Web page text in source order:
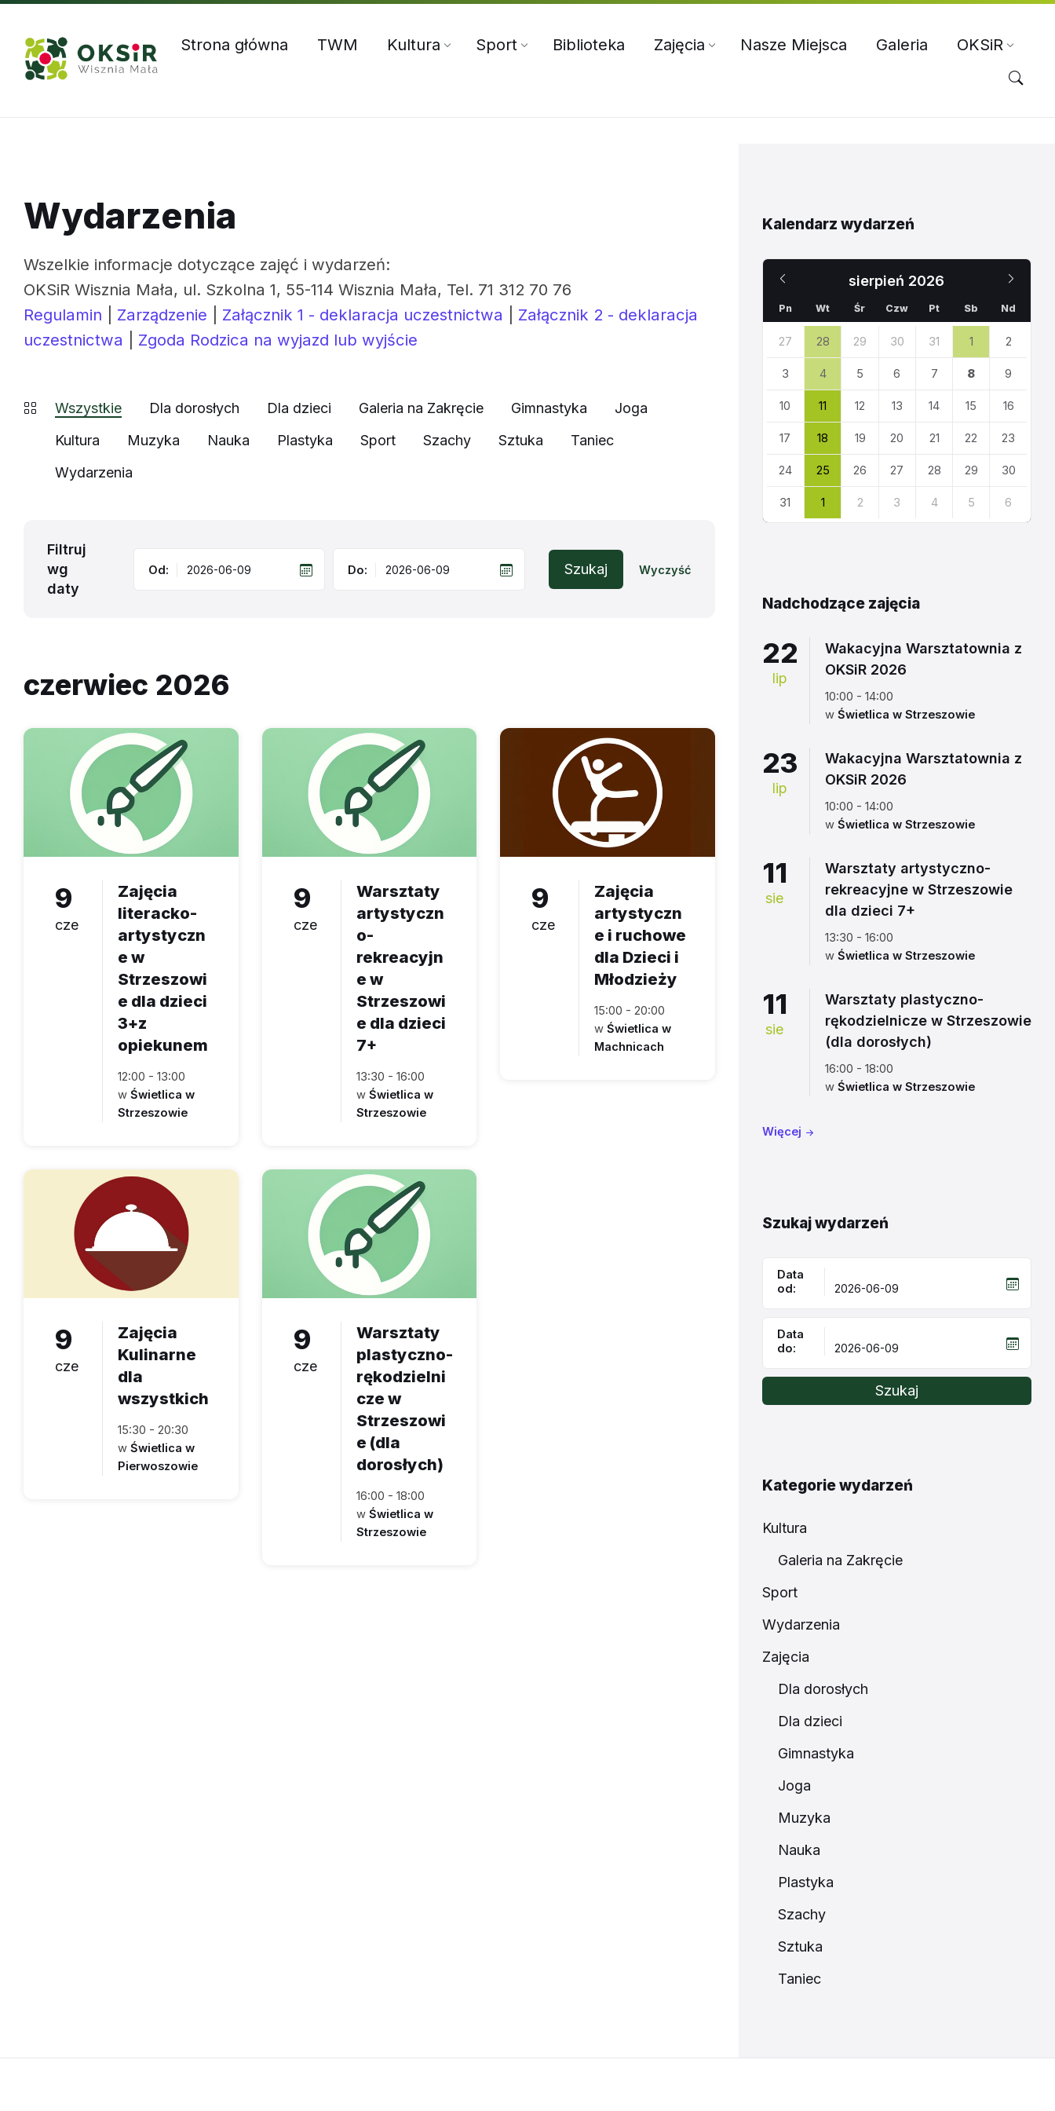
Skip
content
Skip
main
navigation
Skip
footer
Strona główna TWM Kultura Sport Biblioteka Zajęcia Nasze Miejsca Galeria OKSiR
Wydarzenia
Wszelkie informacje dotyczące zajęć i wydarzeń:
OKSiR Wisznia Mała, ul. Szkolna 1, 55-114 Wisznia Mała, Tel. 71 312 70 76
Regulamin
Zarządzenie Załącznik 1 - deklaracja uczestnictwa
Załącznik 2 - deklaracja
uczestnictwa
Zgoda Rodzica na wyjazd lub wyjście
Wszystkie Dla dorosłych Dla dzieci Galeria na Zakręcie Gimnastyka
Joga
Kultura
Muzyka Nauka Plastyka Sport Szachy Sztuka
Taniec
Wydarzenia
Filtruj
wg
daty
Od: Do: Szukaj Wyczyść
czerwiec 2026
9
cze
Zajęcia
literacko-
artystyczn
e w
Strzeszowi
e dla dzieci
3+z
opiekunem
12:00 - 13:00
w Świetlica w
Strzeszowie
9
cze
Warsztaty
artystyczn
o-
rekreacyjn
e w
Strzeszowi
e dla dzieci
7+
13:30 - 16:00
w Świetlica w
Strzeszowie
9
cze
Zajęcia
artystyczn
e i ruchowe
dla Dzieci i
Młodzieży
15:00 - 20:00
wŚwietlica w
Machnicach
9
cze
Zajęcia
Kulinarne
dla
wszystkich
15:30 - 20:30
w Świetlica w
Pierwoszowie
9
cze
Warsztaty
plastyczno-
rękodzielni
cze w
Strzeszowi
e (dla
dorosłych)
16:00 - 18:00
w Świetlica w
Strzeszowie
Kalendarz wydarzeń
sierpień 2026
Poprzedni
miesiąc
Pn Wt Śr Czw Pt Sb Nd
dni
kalendarza
27 28 29 30 31 1 2
3 4 5 6 7 8 9
10 11 12 13 14 15 16
17 18 19 20 21 22 23
24 25 26 27 28 29 30
31 1 2 3 4 5 6
Nadchodzące zajęcia
22
lip
Wakacyjna Warsztatownia z
OKSiR 2026
10:00 - 14:00
w Świetlica w Strzeszowie
23
lip
Wakacyjna Warsztatownia z
OKSiR 2026
10:00 - 14:00
w Świetlica w Strzeszowie
11
sie
Warsztaty artystyczno-
rekreacyjne w Strzeszowie
dla dzieci 7+
13:30 - 16:00
w Świetlica w Strzeszowie
11
sie
Warsztaty plastyczno-
rękodzielnicze w Strzeszowie
(dla dorosłych)
16:00 - 18:00
w Świetlica w Strzeszowie
Więcej
Szukaj wydarzeń
Data
od:
Data
do:
Szukaj
Kategorie wydarzeń
Kultura
Galeria na Zakręcie
Sport
Wydarzenia
Zajęcia
Dla dorosłych
Dla dzieci
Gimnastyka
Joga
Muzyka
Nauka
Plastyka
Szachy
Sztuka
Taniec